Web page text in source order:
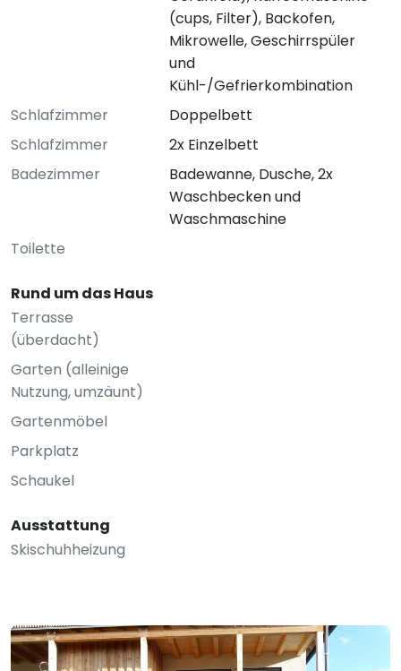
(cups, Filter), Backofen,
Mikrowelle, Geschirrspüler
und
Kühl-/Gefrierkombination
Schlafzimmer
Doppelbett
Schlafzimmer
2x Einzelbett
Badezimmer
Badewanne, Dusche, 2x
Waschbecken und
Waschmaschine
Toilette
Rund um das Haus
Terrasse
(überdacht)
Garten (alleinige
Nutzung, umzäunt)
Gartenmöbel
Parkplatz
Schaukel
Ausstattung
Skischuhheizung